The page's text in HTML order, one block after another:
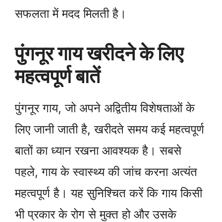
सफलता में मदद मिलती है।
पुंगनूर गाय खरीदने के लिए
महत्वपूर्ण बातें
पुंगनूर गाय, जो अपने अद्वितीय विशेषताओं के
लिए जानी जाती है, खरीदते समय कई महत्वपूर्ण
बातों का ध्यान रखना आवश्यक है। सबसे
पहले, गाय के स्वास्थ्य की जांच करना अत्यंत
महत्वपूर्ण है। यह सुनिश्चित करें कि गाय किसी
भी प्रकार के रोग से मुक्त हो और उसके